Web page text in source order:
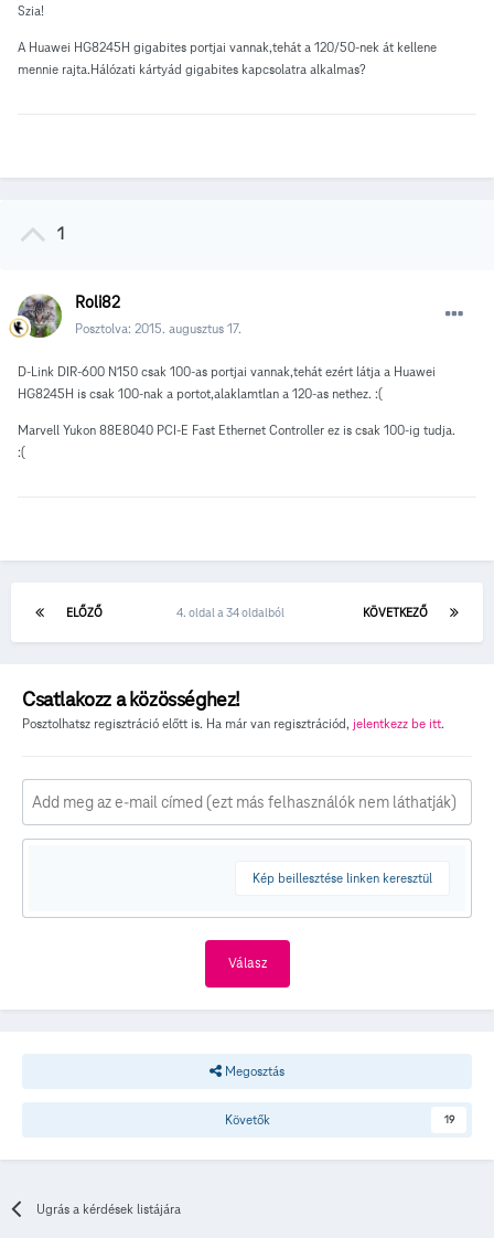
Szia!
A Huawei HG8245H gigabites portjai vannak,tehát a 120/50-nek át kellene
mennie rajta.Hálózati kártyád gigabites kapcsolatra alkalmas?
1
Roli82
Posztolva: 2015. augusztus 17.
D-Link DIR-600 N150 csak 100-as portjai vannak,tehát ezért látja a Huawei
HG8245H is csak 100-nak a portot,alaklamtlan a 120-as nethez. :(
Marvell Yukon 88E8040 PCI-E Fast Ethernet Controller ez is csak 100-ig tudja.
:(
ELŐZŐ KÖVETKEZŐ
4. oldal a 34 oldalból
Csatlakozz a közösséghez!
Posztolhatsz regisztráció előtt is. Ha már van regisztrációd, jelentkezz be itt.
Kép beillesztése linken keresztül
Válasz
Megosztás
Követők 19
Ugrás a kérdések listájára